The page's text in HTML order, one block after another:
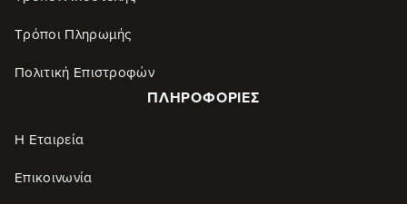
Τρόποι Πληρωμής
Πολιτική Επιστροφών
ΠΛΗΡΟΦΟΡΊΕΣ
Η Εταιρεία
Επικοινωνία